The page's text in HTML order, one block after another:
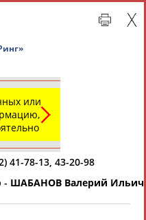
или
41-78-13, 43-20-98
- ШАБАНОВ Валерий Ильич